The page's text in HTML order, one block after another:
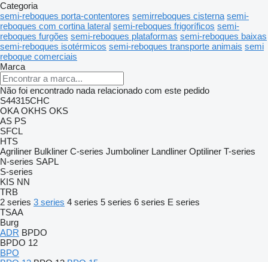
Categoria
semi-reboques porta-contentores semirreboques cisterna semi-
reboques com cortina lateral semi-reboques frigoríficos semi-
reboques furgões semi-reboques plataformas semi-reboques baixas
semi-reboques isotérmicos semi-reboques transporte animais semi
reboque comerciais
Marca
Não foi encontrado nada relacionado com este pedido
S44315CHC
OKA OKHS OKS
AS PS
SFCL
HTS
Agriliner Bulkliner C-series Jumboliner Landliner Optiliner T-series
N-series SAPL
S-series
KIS NN
TRB
2 series 3 series 4 series 5 series 6 series E series
TSAA
Burg
ADR BPDO
BPDO 12
BPO